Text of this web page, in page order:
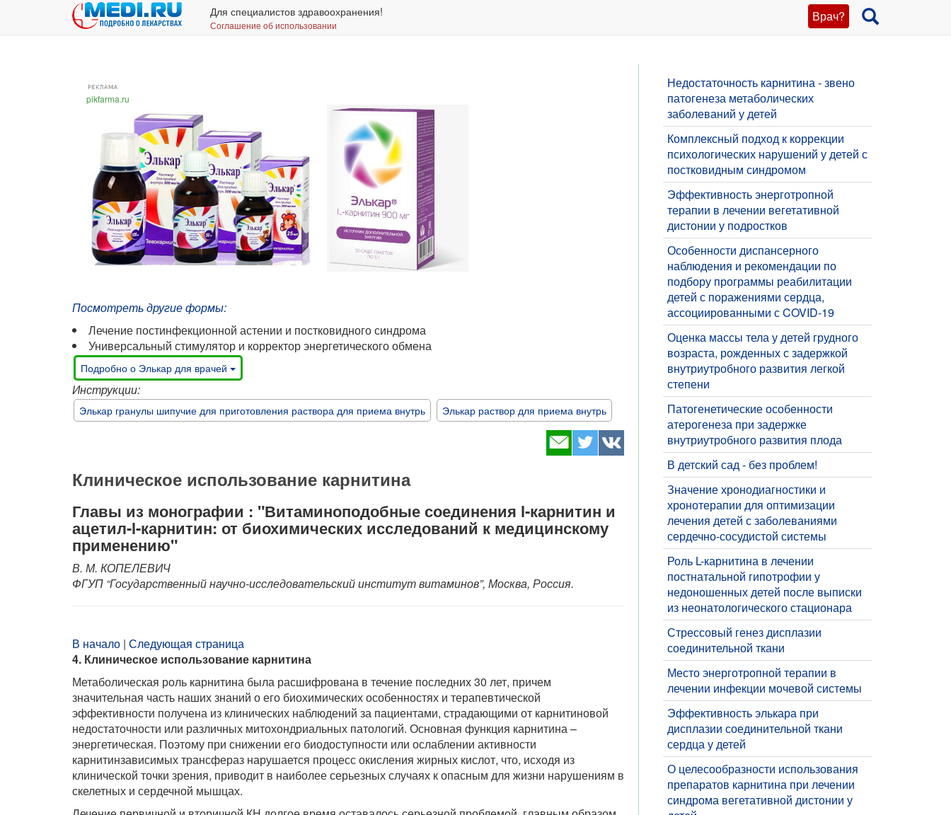
Врач?
Для специалистов здравоохранения!
Соглашение об использовании
pikfarma.ru
Посмотреть другие формы:
Лечение постинфекционной астении и постковидного синдрома
Универсальный стимулятор и корректор энергетического обмена
Подробно о Элькар для врачей
Инструкции:
Элькар гранулы шипучие для приготовления раствора для приема внутрь Элькар раствор для приема внутрь
Клиническое использование карнитина
Главы из монографии : "Витаминоподобные соединения l-карнитин и
ацетил-l-карнитин: от биохимических исследований к медицинскому
применению"
В. М. КОПЕЛЕВИЧ
ФГУП “Государственный научно-исследовательский институт витаминов”, Москва, Россия.
В начало | Следующая страница
4. Клиническое использование карнитина
Метаболическая роль карнитина была расшифрована в течение последних 30 лет, причем
значительная часть наших знаний о его биохимических особенностях и терапевтической
эффективности получена из клинических наблюдений за пациентами, страдающими от карнитиновой
недостаточности или различных митохондриальных патологий. Основная функция карнитина –
энергетическая. Поэтому при снижении его биодоступности или ослаблении активности
карнитинзависимых трансфераз нарушается процесс окисления жирных кислот, что, исходя из
клинической точки зрения, приводит в наиболее серьезных случаях к опасным для жизни нарушениям в
скелетных и сердечной мышцах.
Недостаточность карнитина - звено
патогенеза метаболических
заболеваний у детей
​Комплексный подход к коррекции
психологических нарушений у детей с
постковидным синдромом
​Эффективность энерготропной
терапии в лечении вегетативной
дистонии у подростков
Особенности диспансерного
наблюдения и рекомендации по
подбору программы реабилитации
детей с поражениями сердца,
ассоциированными с COVID-19
Оценка массы тела у детей грудного
возраста, рожденных с задержкой
внутриутробного развития легкой
степени
​Патогенетические особенности
атерогенеза при задержке
внутриутробного развития плода
В детский сад - без проблем!
Значение хронодиагностики и
хронотерапии для оптимизации
лечения детей с заболеваниями
сердечно-сосудистой системы
Роль L-карнитина в лечении
постнатальной гипотрофии у
недоношенных детей после выписки
из неонатологического стационара
Стрессовый генез дисплазии
соединительной ткани
Место энерготропной терапии в
лечении инфекции мочевой системы
Эффективность элькара при
дисплазии соединительной ткани
сердца у детей
О целесообразности использования
препаратов карнитина при лечении
синдрома вегетативной дистонии у